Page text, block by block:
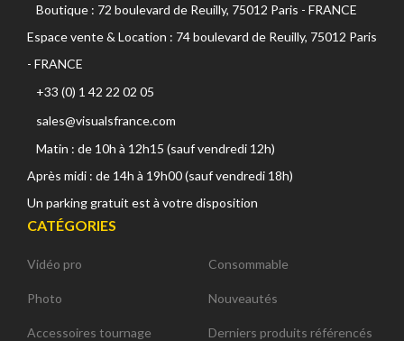
Boutique : 72 boulevard de Reuilly, 75012 Paris - FRANCE
Espace vente & Location : 74 boulevard de Reuilly, 75012 Paris
- FRANCE
+33 (0) 1 42 22 02 05
sales@visualsfrance.com
Matin : de 10h à 12h15 (sauf vendredi 12h)
Après midi : de 14h à 19h00 (sauf vendredi 18h)
Un parking gratuit est à votre disposition
CATÉGORIES
Vidéo pro
Photo
Accessoires tournage
Consommable
Nouveautés
Derniers produits référencés